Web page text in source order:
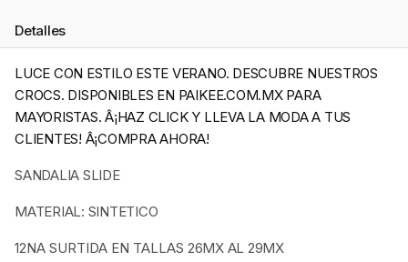
Detalles
LUCE CON ESTILO ESTE VERANO. DESCUBRE NUESTROS
CROCS. DISPONIBLES EN PAIKEE.COM.MX PARA
MAYORISTAS. Â¡HAZ CLICK Y LLEVA LA MODA A TUS
CLIENTES! Â¡COMPRA AHORA!
SANDALIA SLIDE
MATERIAL: SINTETICO
12NA SURTIDA EN TALLAS 26MX AL 29MX